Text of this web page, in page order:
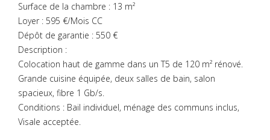
Surface de la chambre : 13 m²
Loyer : 595 €/Mois CC
Dépôt de garantie : 550 €
Description :
Colocation haut de gamme dans un T5 de 120 m² rénové.
Grande cuisine équipée, deux salles de bain, salon
spacieux, fibre 1 Gb/s.
Conditions : Bail individuel, ménage des communs inclus,
Visale acceptée.